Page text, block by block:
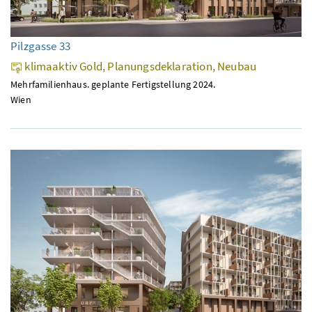
Pilzgasse 33
klimaaktiv Gold, Planungsdeklaration, Neubau
Mehrfamilienhaus. geplante Fertigstellung 2024.
Wien